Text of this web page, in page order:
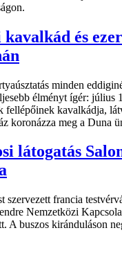
és
minden
élményt ígér: július
fellépőinek kavalkádja,
koronázza meg a Duna
látogatás
szervezett francia
Nemzetközi
A buszos kiránduláson